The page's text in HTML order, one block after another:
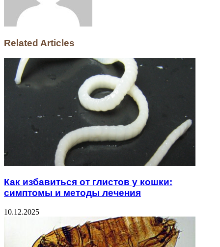
Related Articles
Как избавиться от глистов у кошки:
симптомы и методы лечения
10.12.2025